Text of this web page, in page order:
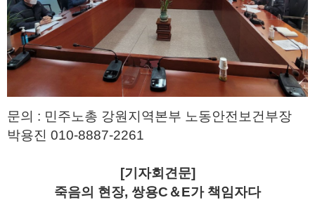
문의 : 민주노총 강원지역본부 노동안전보건부장
박용진 010-8887-2261
[기자회견문]
죽음의 현장, 쌍용C＆E가 책임자다